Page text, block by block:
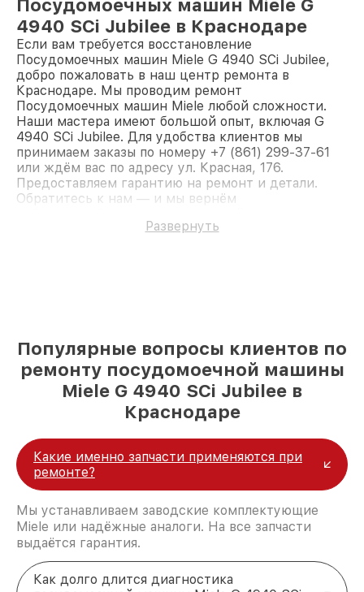
Посудомоечных машин Miele G
4940 SCi Jubilee в Краснодаре
Если вам требуется восстановление
Посудомоечных машин Miele G 4940 SCi Jubilee,
добро пожаловать в наш центр ремонта в
Краснодаре. Мы проводим ремонт
Посудомоечных машин Miele любой сложности.
Наши мастера имеют большой опыт, включая G
4940 SCi Jubilee. Для удобства клиентов мы
принимаем заказы по номеру +7 (861) 299-37-61
или ждём вас по адресу ул. Красная, 176.
Предоставляем гарантию на ремонт и детали.
Обратитесь к нам — и мы вернём
Развернуть
Популярные вопросы клиентов по
ремонту посудомоечной машины
Miele G 4940 SCi Jubilee в
Краснодаре
Какие именно запчасти применяются при
ремонте?
Мы устанавливаем заводские комплектующие
Miele или надёжные аналоги. На все запчасти
выдаётся гарантия.
Как долго длится диагностика